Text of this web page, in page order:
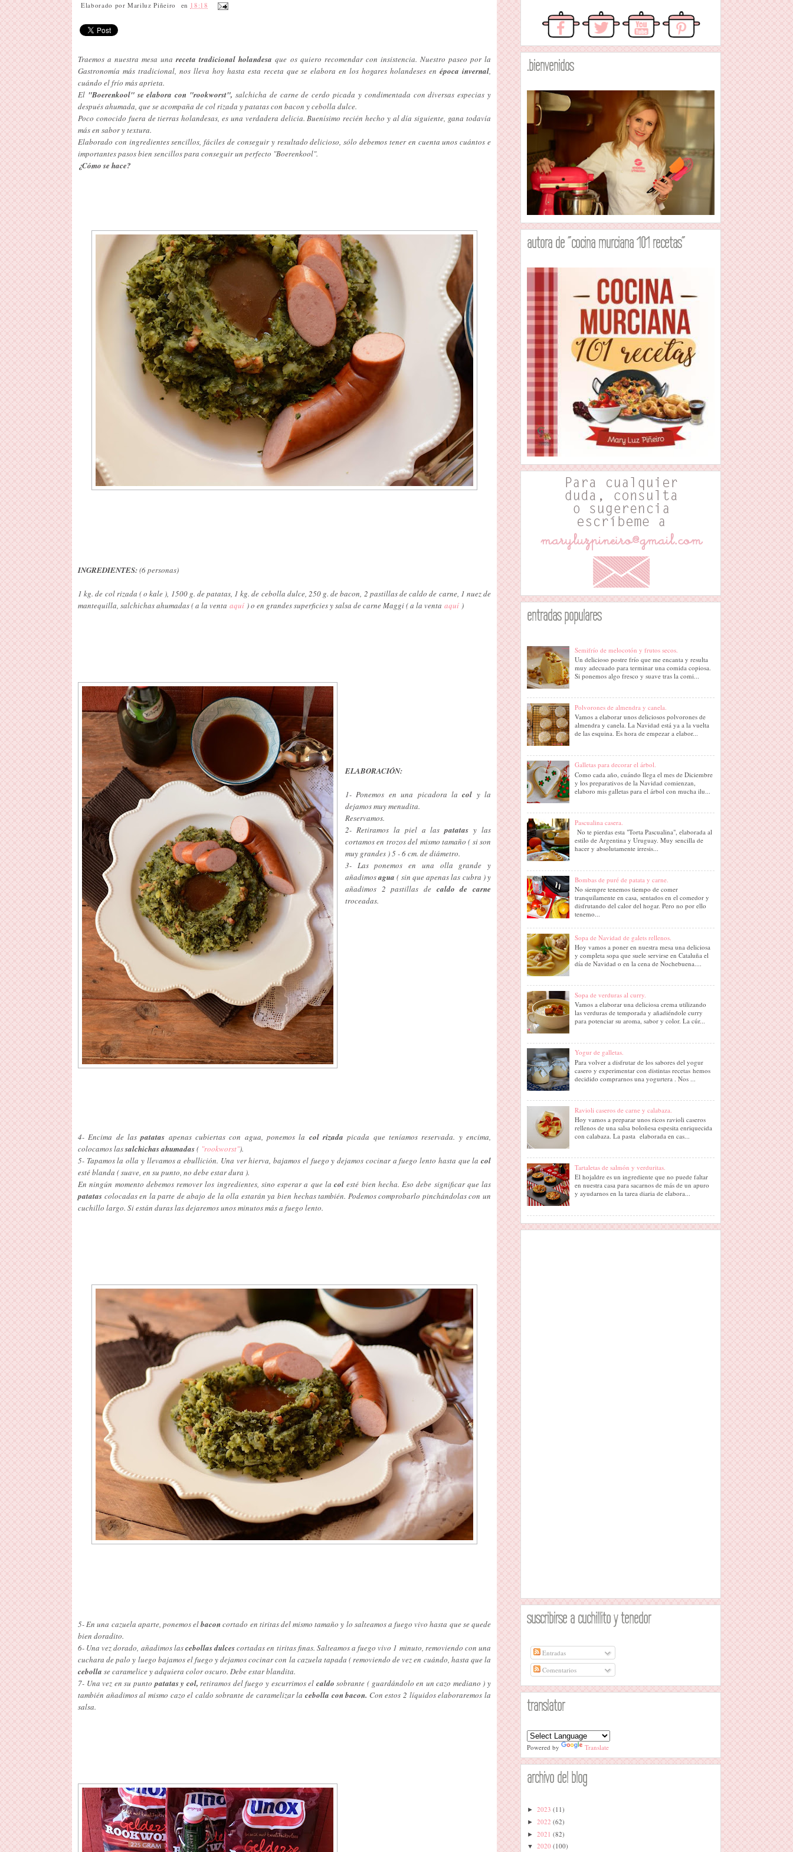
Elaborado porMariluz Piñeiro en 18:18
Traemos a nuestra mesa unareceta tradicional holandesa que os quiero recomendar con insistencia. Nuestro paseo por la
Gastronomía más tradicional, nos lleva hoy hasta esta receta que se elabora en los hogares holandeses enépoca invernal,
cuándo el frío más aprieta.
El "Boerenkool" se elabora con "rookworst", salchicha de carne de cerdo picada y condimentada con diversas especias y
después ahumada, que se acompaña de col rizada y patatas con bacon y cebolla dulce.
Poco conocido fuera de tierras holandesas, es una verdadera delicia. Buenísimo recién hecho y al día siguiente, gana todavía
más en sabor y textura.
Elaborado con ingredientes sencillos, fáciles de conseguir y resultado delicioso, sólo debemos tener en cuenta unos cuántos e
importantes pasos bien sencillos para conseguir un perfecto "Boerenkool".
¿Cómo se hace?
INGREDIENTES:(6 personas)
1 kg. de col rizada ( o kale ), 1500 g. de patatas, 1 kg. de cebolla dulce, 250 g. de bacon, 2 pastillas de caldo de carne, 1 nuez de
mantequilla, salchichas ahumadas ( a la venta aquí ) o en grandes superficies y salsa de carne Maggi ( a la venta aquí )
ELABORACIÓN:
1- Ponemos en una picadora lacol y la
dejamos muy menudita.
Reservamos.
2- Retiramos la piel a laspatatas y las
cortamos en trozos del mismo tamaño ( si son
muy grandes ) 5 - 6 cm. de diámetro.
3- Las ponemos en una olla grande y
añadimosagua ( sin que apenas las cubra ) y
añadimos 2 pastillas de caldo de carne
troceadas.
4- Encima de las patatas apenas cubiertas con agua, ponemos la col rizadapicada que teníamos reservada. y encima,
colocamos lassalchichas ahumadas( "rookworst").
5- Tapamos la olla y llevamos a ebullición. Una ver hierva, bajamos el fuego y dejamos cocinar a fuego lento hasta que la col
esté blanda ( suave, en su punto, no debe estar dura ).
En ningún momento debemos remover los ingredientes, sino esperar a que la col esté bien hecha. Eso debe significar que las
patatas colocadas en la parte de abajo de la olla estarán ya bien hechas también. Podemos comprobarlo pinchándolas con un
cuchillo largo. Si están duras las dejaremos unos minutos más a fuego lento.
5- En una cazuela aparte, ponemos elbaconcortado en tiritas del mismo tamaño y lo salteamos a fuego vivo hasta que se quede
bien doradito.
6- Una vez dorado, añadimos lascebollas dulcescortadas en tiritas finas. Salteamos a fuego vivo 1 minuto, removiendo con una
cuchara de palo y luego bajamos el fuego y dejamos cocinar con la cazuela tapada ( removiendo de vez en cuándo, hasta que la
cebolla se caramelice y adquiera color oscuro. Debe estar blandita.
7- Una vez en su puntopatatas y col, retiramos del fuego y escurrimos el caldo sobrante ( guardándolo en un cazo mediano ) y
también añadimos al mismo cazo el caldo sobrante de caramelizar la cebolla con bacon. Con estos 2 líquidos elaboraremos la
salsa.
.bienvenidos
autora de "cocina murciana 101 recetas"
entradas populares
Semifrío de melocotón y frutos secos.
Un delicioso postre frío que me encanta y resulta
muy adecuado para terminar una comida copiosa.
Si ponemos algo fresco y suave tras la comi...
Polvorones de almendra y canela.
Vamos a elaborar unos deliciosos polvorones de
almendra y canela. La Navidad está ya a la vuelta
de las esquina. Es hora de empezar a elabor...
Galletas para decorar el árbol.
Como cada año, cuándo llega el mes de Diciembre
y los preparativos de la Navidad comienzan,
elaboro mis galletas para el árbol con mucha ilu...
Pascualina casera.
No te pierdas esta "Torta Pascualina", elaborada al
estilo de Argentina y Uruguay. Muy sencilla de
hacer y absolutamente irresis...
Bombas de puré de patata y carne.
No siempre tenemos tiempo de comer
tranquilamente en casa, sentados en el comedor y
disfrutando del calor del hogar. Pero no por ello
tenemo...
Sopa de Navidad de galets rellenos.
Hoy vamos a poner en nuestra mesa una deliciosa
y completa sopa que suele servirse en Cataluña el
día de Navidad o en la cena de Nochebuena....
Sopa de verduras al curry.
Vamos a elaborar una deliciosa crema utilizando
las verduras de temporada y añadiéndole curry
para potenciar su aroma, sabor y color. La cúr...
Yogur de galletas.
Para volver a disfrutar de los sabores del yogur
casero y experimentar con distintas recetas hemos
decidido comprarnos una yogurtera . Nos ...
Ravioli caseros de carne y calabaza.
Hoy vamos a preparar unos ricos ravioli caseros
rellenos de una salsa boloñesa espesita enriquecida
con calabaza. La pasta elaborada en cas...
Tartaletas de salmón y verduritas.
El hojaldre es un ingrediente que no puede faltar
en nuestra casa para sacarnos de más de un apuro
y ayudarnos en la tarea diaria de elabora...
suscribirse a cuchillito y tenedor
Entradas
Comentarios
translator
Powered by Translate
archivo del blog
► 2023 (11)
► 2022 (62)
► 2021 (82)
▼ 2020 (100)